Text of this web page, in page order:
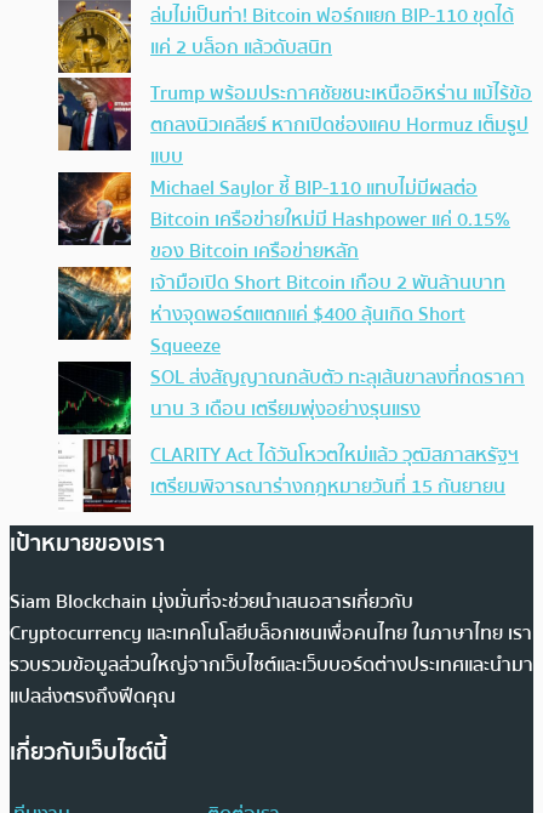
ล่มไม่เป็นท่า! Bitcoin ฟอร์กแยก BIP-110 ขุดได้
แค่ 2 บล็อก แล้วดับสนิท
Trump พร้อมประกาศชัยชนะเหนืออิหร่าน แม้ไร้ข้อ
ตกลงนิวเคลียร์ หากเปิดช่องแคบ Hormuz เต็มรูป
แบบ
Michael Saylor ชี้ BIP-110 แทบไม่มีผลต่อ
Bitcoin เครือข่ายใหม่มี Hashpower แค่ 0.15%
ของ Bitcoin เครือข่ายหลัก
เจ้ามือเปิด Short Bitcoin เกือบ 2 พันล้านบาท
ห่างจุดพอร์ตแตกแค่ $400 ลุ้นเกิด Short
Squeeze
SOL ส่งสัญญาณกลับตัว ทะลุเส้นขาลงที่กดราคา
นาน 3 เดือน เตรียมพุ่งอย่างรุนแรง
CLARITY Act ได้วันโหวตใหม่แล้ว วุฒิสภาสหรัฐฯ
เตรียมพิจารณาร่างกฎหมายวันที่ 15 กันยายน
เป้าหมายของเรา
Siam Blockchain มุ่งมั่นที่จะช่วยนำเสนอสารเกี่ยวกับ
Cryptocurrency และเทคโนโลยีบล็อกเชนเพื่อคนไทย ในภาษาไทย เรา
รวบรวมข้อมูลส่วนใหญ่จากเว็บไซต์และเว็บบอร์ดต่างประเทศและนำมา
แปลส่งตรงถึงฟีดคุณ
เกี่ยวกับเว็บไซต์นี้